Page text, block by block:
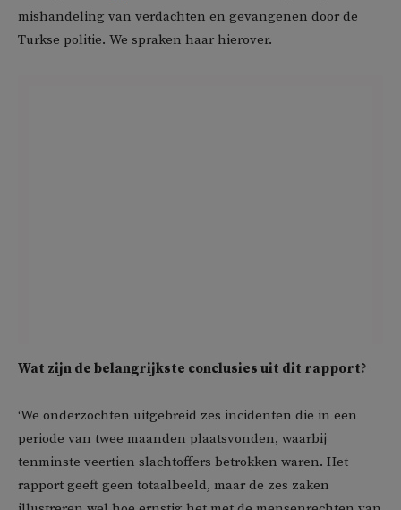
mishandeling van verdachten en gevangenen door de
Turkse politie. We spraken haar hierover.
Wat zijn de belangrijkste conclusies uit dit rapport?
‘We onderzochten uitgebreid zes incidenten die in een
periode van twee maanden plaatsvonden, waarbij
tenminste veertien slachtoffers betrokken waren. Het
rapport geeft geen totaalbeeld, maar de zes zaken